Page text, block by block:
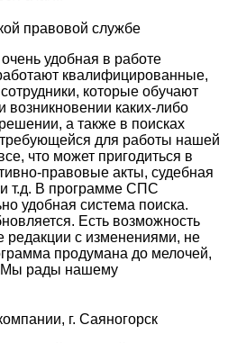
правовой службе
удобная в работе
квалифицированные,
которые обучают
возникновении каких-либо
а также в поисках
для работы нашей
что может пригодиться в
правовые акты, судебная
и т.д. В программе СПС
удобная система поиска.
Есть возможность
редакции с изменениями, не
продумана до мелочей,
Мы рады нашему
г. Саяногорск